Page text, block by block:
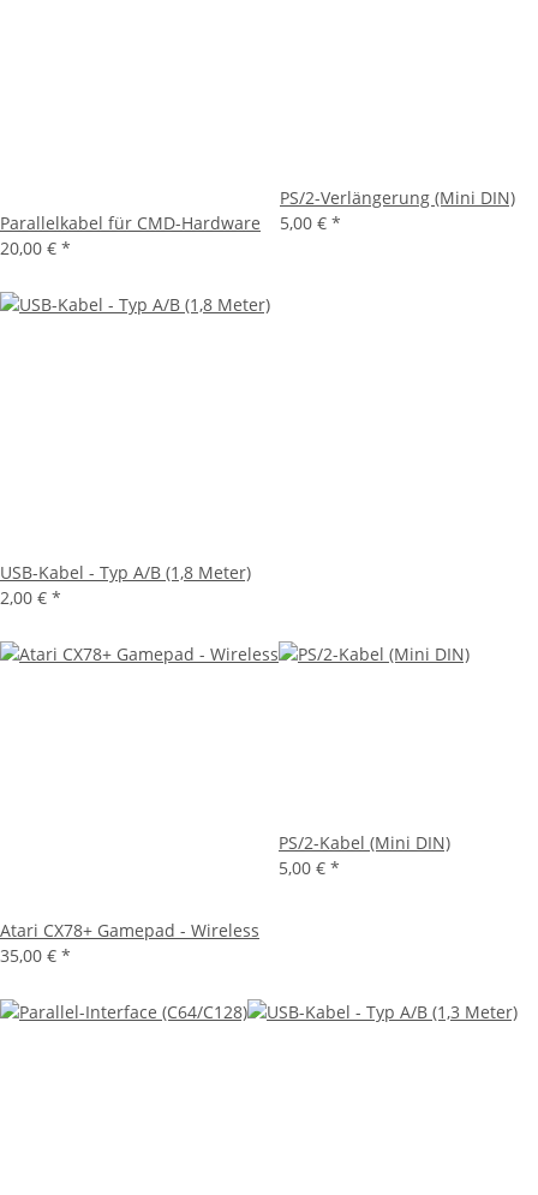
Parallelkabel für CMD-Hardware
20,00 € *
PS/2-Verlängerung (Mini DIN)
5,00 € *
USB-Kabel - Typ A/B (1,8 Meter)
2,00 € *
Atari CX78+ Gamepad - Wireless
35,00 € *
PS/2-Kabel (Mini DIN)
5,00 € *